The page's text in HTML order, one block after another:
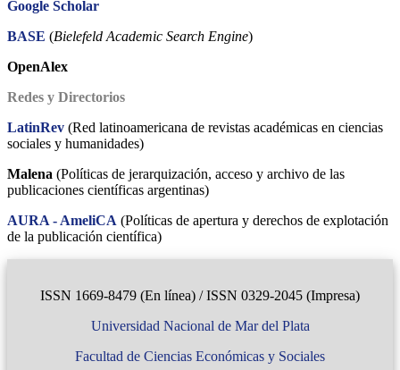
Google Scholar
BASE (Bielefeld Academic Search Engine)
OpenAlex
Redes y Directorios
LatinRev (Red latinoamericana de revistas académicas en ciencias
sociales y humanidades)
Malena (Políticas de jerarquización, acceso y archivo de las
publicaciones científicas argentinas)
AURA - AmeliCA (Políticas de apertura y derechos de explotación
de la publicación científica)
ISSN 1669-8479 (En línea) / ISSN 0329-2045 (Impresa)
Universidad Nacional de Mar del Plata
Facultad de Ciencias Económicas y Sociales